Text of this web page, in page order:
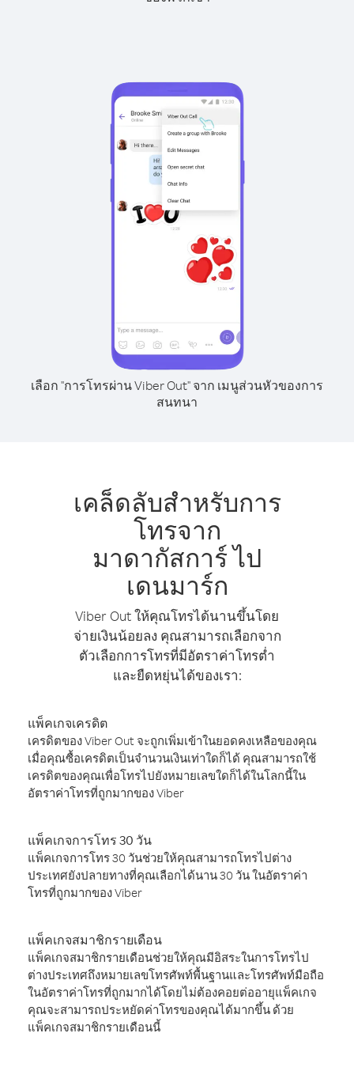
เลือก "การโทรผ่าน Viber Out" จาก เมนูส่วนหัวของการ
สนทนา
เคล็ดลับสำหรับการ
โทรจาก
มาดากัสการ์ ไป
เดนมาร์ก
Viber Out ให้คุณโทรได้นานขึ้นโดย
จ่ายเงินน้อยลง คุณสามารถเลือกจาก
ตัวเลือกการโทรที่มีอัตราค่าโทรต่ำ
และยืดหยุ่นได้ของเรา:
แพ็คเกจเครดิต
เครดิตของ Viber Out จะถูกเพิ่มเข้าในยอดคงเหลือของคุณ
เมื่อคุณซื้อเครดิตเป็นจำนวนเงินเท่าใดก็ได้ คุณสามารถใช้
เครดิตของคุณเพื่อโทรไปยังหมายเลขใดก็ได้ในโลกนี้ใน
อัตราค่าโทรที่ถูกมากของ Viber
แพ็คเกจการโทร 30 วัน
แพ็คเกจการโทร 30 วันช่วยให้คุณสามารถโทรไปต่าง
ประเทศยังปลายทางที่คุณเลือกได้นาน 30 วัน ในอัตราค่า
โทรที่ถูกมากของ Viber
แพ็คเกจสมาชิกรายเดือน
แพ็คเกจสมาชิกรายเดือนช่วยให้คุณมีอิสระในการโทรไป
ต่างประเทศถึงหมายเลขโทรศัพท์พื้นฐานและโทรศัพท์มือถือ
ในอัตราค่าโทรที่ถูกมากได้โดยไม่ต้องคอยต่ออายุแพ็คเกจ
คุณจะสามารถประหยัดค่าโทรของคุณได้มากขึ้น ด้วย
แพ็คเกจสมาชิกรายเดือนนี้